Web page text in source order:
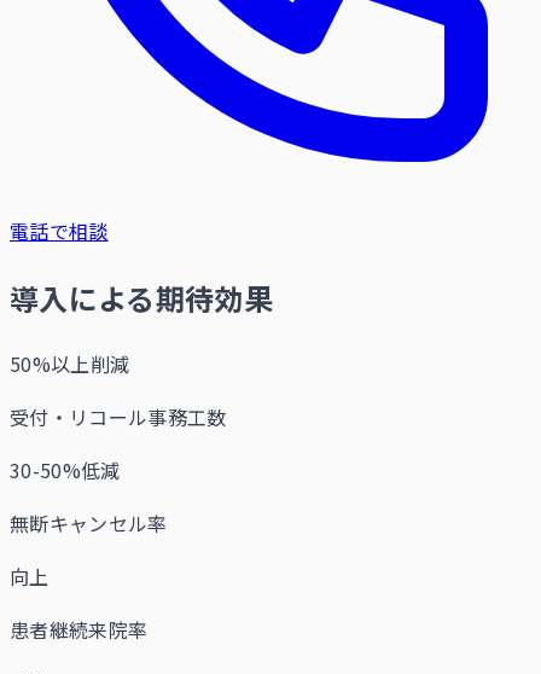
電話で相談
導入による期待効果
50%以上削減
受付・リコール事務工数
30-50%低減
無断キャンセル率
向上
患者継続来院率